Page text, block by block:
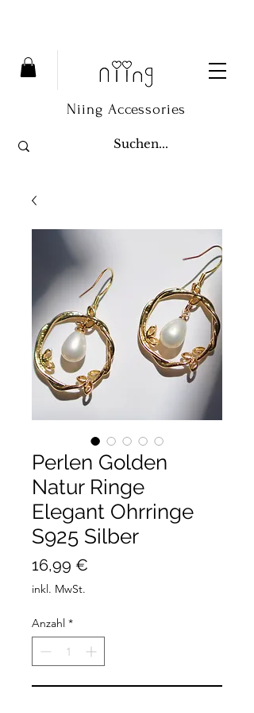
Niing Accessories
Perlen Golden
Natur Ringe
Elegant Ohrringe
S925 Silber
16,99 €
inkl. MwSt.
Anzahl *